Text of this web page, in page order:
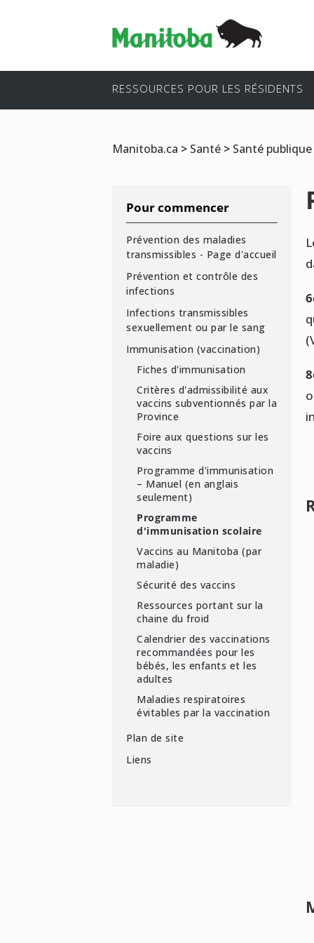
RESSOURCES POUR LES RÉSIDENTS
Manitoba.ca > Santé > Santé publique
Pour commencer
Prévention des maladies
transmissibles - Page d'accueil
Prévention et contrôle des
infections
Infections transmissibles
sexuellement ou par le sang
Immunisation (vaccination)
Fiches d'immunisation
Critères d'admissibilité aux
vaccins subventionnés par la
Province
Foire aux questions sur les
vaccins
Programme d'immunisation
– Manuel (en anglais
seulement)
Programme
d'immunisation scolaire
Vaccins au Manitoba (par
maladie)
Sécurité des vaccins
Ressources portant sur la
chaine du froid
Calendrier des vaccinations
recommandées pour les
bébés, les enfants et les
adultes
Maladies respiratoires
évitables par la vaccination
Plan de site
Liens